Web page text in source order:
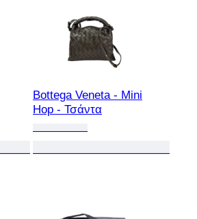
Bottega Veneta - Mini
Hop - Τσάντα